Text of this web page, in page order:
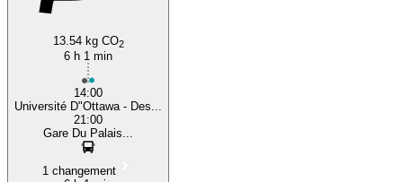
13.54 kg CO2
6 h 1 min
14:00
Université D"Ottawa - Des...
21:00
Gare Du Palais...
1 changement